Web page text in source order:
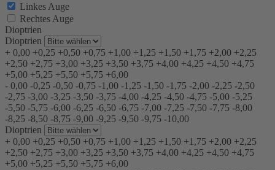
Linkes Auge
Rechtes Auge
Dioptrien
Dioptrien
+ 0,00 +0,25 +0,50 +0,75 +1,00 +1,25 +1,50 +1,75 +2,00 +2,25
+2,50 +2,75 +3,00 +3,25 +3,50 +3,75 +4,00 +4,25 +4,50 +4,75
+5,00 +5,25 +5,50 +5,75 +6,00
- 0,00 -0,25 -0,50 -0,75 -1,00 -1,25 -1,50 -1,75 -2,00 -2,25 -2,50
-2,75 -3,00 -3,25 -3,50 -3,75 -4,00 -4,25 -4,50 -4,75 -5,00 -5,25
-5,50 -5,75 -6,00 -6,25 -6,50 -6,75 -7,00 -7,25 -7,50 -7,75 -8,00
-8,25 -8,50 -8,75 -9,00 -9,25 -9,50 -9,75 -10,00
Dioptrien
+ 0,00 +0,25 +0,50 +0,75 +1,00 +1,25 +1,50 +1,75 +2,00 +2,25
+2,50 +2,75 +3,00 +3,25 +3,50 +3,75 +4,00 +4,25 +4,50 +4,75
+5,00 +5,25 +5,50 +5,75 +6,00